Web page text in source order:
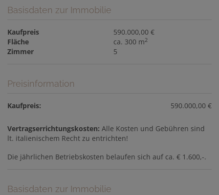
Basisdaten zur Immobilie
Kaufpreis
590.000,00 €
Fläche
ca. 300 m2
Zimmer 5
Preisinformation
Kaufpreis: 590.000,00 €
Vertragserrichtungskosten: Alle Kosten und Gebühren sind
lt. italienischem Recht zu entrichten!
Die jährlichen Betriebskosten belaufen sich auf ca. € 1.600,-.
Basisdaten zur Immobilie